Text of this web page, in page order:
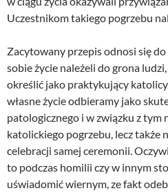
Uczestnikom takiego pogrzebu
Zacytowany przepis odnosi się
sobie życie należeli do grona
określić jako praktykujący
własne życie odbieramy jako
patologicznego i w związku z
katolickiego pogrzebu, lecz także
celebracji samej ceremonii.
to podczas homilii czy w innym
uświadomić wiernym, ze fakt